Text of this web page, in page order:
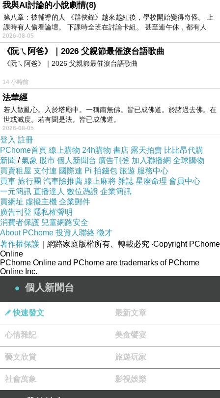
我與AI討論的小說劇情(8)
第八章：被輔導的人 《群俠錄》越來越紅後，學校開始變得奇怪。 上
課時有人偷看論壇。 下課時全班在討論卡組。 甚至連午休，都有人
2026-08-05
《阮ㄟ阿爸》｜2026 父親節最催淚台語歌曲
《阮ㄟ阿爸》｜2026 父親節最催淚台語歌曲
14 小時前
法華經
若人散亂心。入於塔廟中。一稱南無佛。皆已成佛道。於諸過去佛。在
世或滅度。若有聞是法。皆已成佛道。
2026-08-05
登入 註冊
PChome首頁 線上購物 24h購物 書店 露天拍賣 比比昂代購
新聞 /氣象 股市 個人新聞台 廣告刊登 加入聯播網 全球購物
買賣租屋 支付連 國際連 Pi 拍錢包 旅遊 服務中心
買車 旅行團 汽車險推薦 線上麻將 雜誌 星座命理 會員中心
一元簡訊 直播達人 數位憑證 企業簡訊
買網址 虛擬主機 企業郵件
廣告刊登 隱私權聲明
消費者保護 兒童網路安全
About PChome 投資人聯絡 徵才
著作權保護 ｜網路家庭版權所有、轉載必究 ‧Copyright PChome
Online
PChome Online and PChome are trademarks of PChome
Online Inc.
個人新聞台
快速發文 最新文章
心情雜記 美食饗宴
藝文欣賞 旅遊玩家
社會萬象 影視娛樂